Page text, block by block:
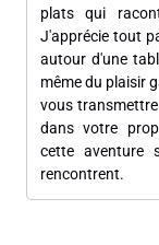
plats qui
J'apprécie tout
autour d'une
même du plaisir
vous
dans votre
cette aventure
rencontrent.